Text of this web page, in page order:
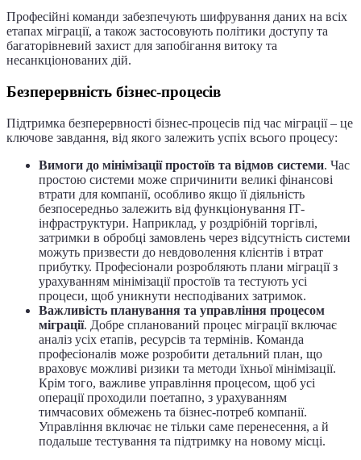
Професійні команди забезпечують шифрування даних на всіх
етапах міграції, а також застосовують політики доступу та
багаторівневий захист для запобігання витоку та
несанкціонованих дій.
Безперервність бізнес-процесів
Підтримка безперервності бізнес-процесів під час міграції – це
ключове завдання, від якого залежить успіх всього процесу:
Вимоги до мінімізації простоїв та відмов системи. Час
простою системи може спричинити великі фінансові
втрати для компанії, особливо якщо її діяльність
безпосередньо залежить від функціонування ІТ-
інфраструктури. Наприклад, у роздрібній торгівлі,
затримки в обробці замовлень через відсутність системи
можуть призвести до невдоволення клієнтів і втрат
прибутку. Професіонали розробляють плани міграції з
урахуванням мінімізації простоїв та тестують усі
процеси, щоб уникнути несподіваних затримок.
Важливість планування та управління процесом
міграції. Добре спланований процес міграції включає
аналіз усіх етапів, ресурсів та термінів. Команда
професіоналів може розробити детальний план, що
враховує можливі ризики та методи їхньої мінімізації.
Крім того, важливе управління процесом, щоб усі
операції проходили поетапно, з урахуванням
тимчасових обмежень та бізнес-потреб компанії.
Управління включає не тільки саме перенесення, а й
подальше тестування та підтримку на новому місці.